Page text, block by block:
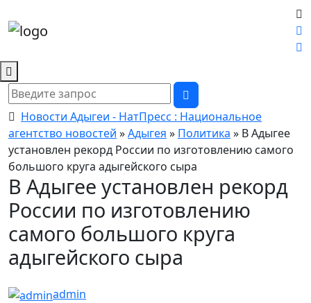
Новости Адыгеи - НатПресс : Национальное
агентство новостей »Адыгея » Политика » В Адыгее
установлен рекорд России по изготовлению самого
большого круга адыгейского сыра
В Адыгее установлен рекорд
России по изготовлению
самого большого круга
адыгейского сыра
admin